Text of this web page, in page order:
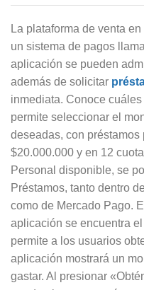
La plataforma de venta
un sistema de pagos
aplicación se pueden
además de solicitar
inmediata. Conoce
permite seleccionar el
deseadas, con préstamos
$20.000.000 y en 12
Personal disponible, se
Préstamos, tanto dentro
como de Mercado Pago.
aplicación se encuentra
permite a los usuarios
aplicación mostrará un
gastar. Al presionar